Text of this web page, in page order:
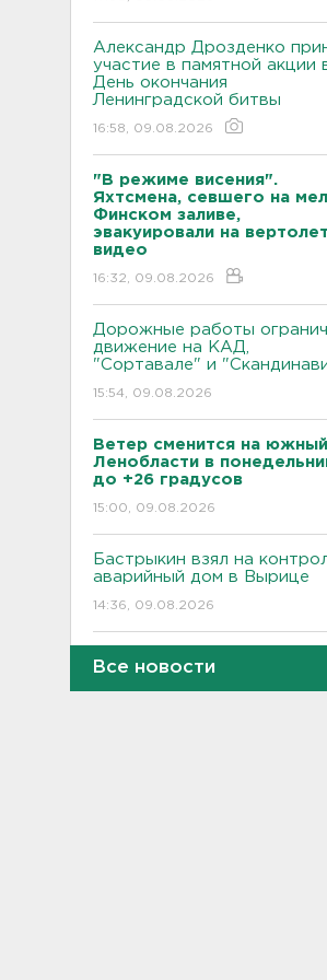
Александр Дрозденко
участие в памятной акции
День окончания
Ленинградской битвы
16:58, 09.08.2026
"В режиме висения".
Яхтсмена, севшего на
Финском заливе,
эвакуировали на
видео
16:32, 09.08.2026
Дорожные работы
движение на КАД,
"Сортавале" и
15:54, 09.08.2026
Ветер сменится на
Ленобласти в
до +26 градусов
15:00, 09.08.2026
Бастрыкин взял на
аварийный дом в Вырице
14:36, 09.08.2026
атаки на Белгород. Одного
погибших нашли под
Все новости